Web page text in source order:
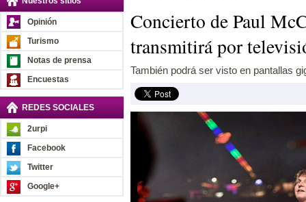
Opinión
Turismo
Notas de prensa
Encuestas
REDES SOCIALES
2urpi
Facebook
Twitter
Google+
Concierto de Paul
transmitirá por
También podrá ser visto en pantallas